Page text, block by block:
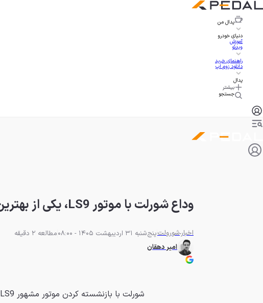
پدال من
دنیای خودرو
آموزش
ویدئو
راهنمای خرید
دانلود زوم اپ
پدال
بیشتر
جستجو
وداع شورلت با موتور LS9، یکی از بهترین پیشرانه‌های تاریخ جنرال موتورز
اخبارشورولتپنج‌شنبه 31 اردیبهشت 1405 - 08:00
مطالعه 2 دقیقه
امیر دهقان